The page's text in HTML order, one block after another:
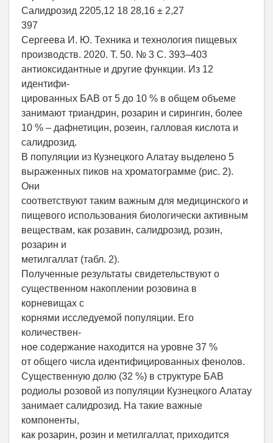
Салидрозид 2205,12 18 28,16 ± 2,27
397
Сергеева И. Ю. Техника и технология пищевых
производств. 2020. Т. 50. № 3 С. 393–403
антиоксидантные и другие функции. Из 12
идентифи-
цированных БАВ от 5 до 10 % в общем объеме
занимают триандрин, розарин и сирингин, более
10 % – дафнетицин, розеин, галловая кислота и
салидрозид.
В популяции из Кузнецкого Алатау выделено 5
выраженных пиков на хроматограмме (рис. 2).
Они
соответствуют таким важным для медицинского и
пищевого использования биологически активным
веществам, как розавин, салидрозид, розин,
розарин и
метилгаллат (табл. 2).
Полученные результаты свидетельствуют о
существенном накоплении розовина в
корневищах с
корнями исследуемой популяции. Его
количествен-
ное содержание находится на уровне 37 %
от общего числа идентифицированных фенолов.
Существенную долю (32 %) в структуре БАВ
родиолы розовой из популяции Кузнецкого Алатау
занимает салидрозид. На такие важные
компоненты,
как розарин, розин и метилгаллат, приходится